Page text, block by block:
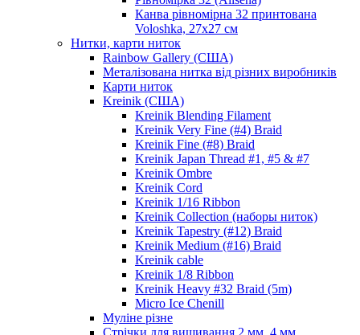
Канва рівномірна 32 принтована
Voloshka, 27х27 см
Нитки, карти ниток
Rainbow Gallery (США)
Металізована нитка від різних виробників
Карти ниток
Kreinik (США)
Kreinik Blending Filament
Kreinik Very Fine (#4) Braid
Kreinik Fine (#8) Braid
Kreinik Japan Thread #1, #5 & #7
Kreinik Ombre
Kreinik Cord
Kreinik 1/16 Ribbon
Kreinik Collection (наборы ниток)
Kreinik Tapestry (#12) Braid
Kreinik Medium (#16) Braid
Kreinik cable
Kreinik 1/8 Ribbon
Kreinik Heavy #32 Braid (5m)
Micro Ice Chenill
Муліне різне
Стрічки для вишивання 2 мм, 4 мм